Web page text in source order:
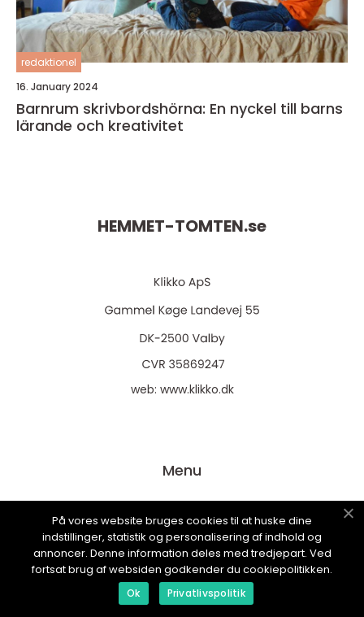
redaktionel
16. January 2024
Barnrum skrivbordshörna: En nyckel till barns
lärande och kreativitet
HEMMET-TOMTEN.se
web: www.klikko.dk
Menu
Annonsering
Om oss
Cookies
Kontakta oss
På vores website bruges cookies til at huske dine
indstillinger, statistik og personalisering af indhold og
annoncer. Denne information deles med tredjepart. Ved
fortsat brug af websiden godkender du cookiepolitikken.
Ok Privatlivspolitik